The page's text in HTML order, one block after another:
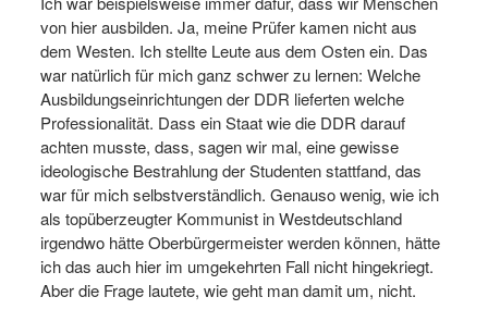
von hier ausbilden. Ja, meine Prüfer kamen nicht aus
dem Westen. Ich stellte Leute aus dem Osten ein. Das
war natürlich für mich ganz schwer zu lernen: Welche
Ausbildungseinrichtungen der DDR lieferten welche
Professionalität. Dass ein Staat wie die DDR darauf
achten musste, dass, sagen wir mal, eine gewisse
ideologische Bestrahlung der Studenten stattfand, das
war für mich selbstverständlich. Genauso wenig, wie ich
als topüberzeugter Kommunist in Westdeutschland
irgendwo hätte Oberbürgermeister werden können, hätte
ich das auch hier im umgekehrten Fall nicht hingekriegt.
Aber die Frage lautete, wie geht man damit um, nicht.